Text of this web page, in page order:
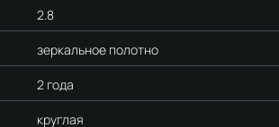
2.8
зеркальное полотно
2 года
круглая